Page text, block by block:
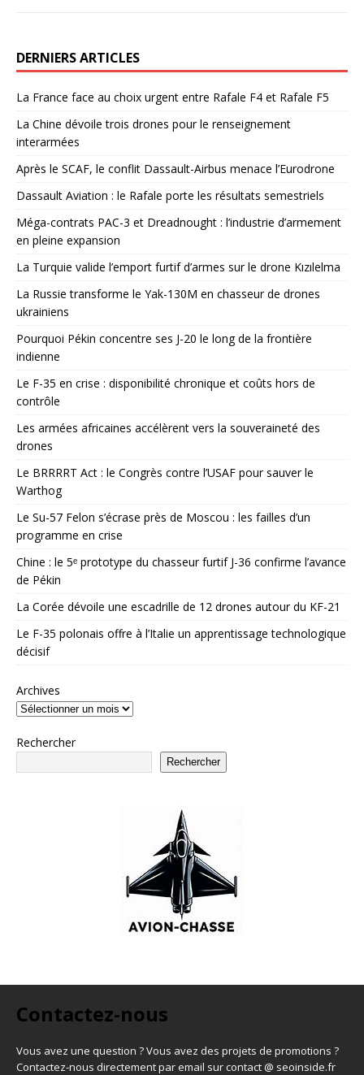
DERNIERS ARTICLES
La France face au choix urgent entre Rafale F4 et Rafale F5
La Chine dévoile trois drones pour le renseignement
interarmées
Après le SCAF, le conflit Dassault-Airbus menace l’Eurodrone
Dassault Aviation : le Rafale porte les résultats semestriels
Méga-contrats PAC-3 et Dreadnought : l’industrie d’armement
en pleine expansion
La Turquie valide l’emport furtif d’armes sur le drone Kızılelma
La Russie transforme le Yak-130M en chasseur de drones
ukrainiens
Pourquoi Pékin concentre ses J-20 le long de la frontière
indienne
Le F-35 en crise : disponibilité chronique et coûts hors de
contrôle
Les armées africaines accélèrent vers la souveraineté des
drones
Le BRRRRT Act : le Congrès contre l’USAF pour sauver le
Warthog
Le Su-57 Felon s’écrase près de Moscou : les failles d’un
programme en crise
Chine : le 5ᵉ prototype du chasseur furtif J-36 confirme l’avance
de Pékin
La Corée dévoile une escadrille de 12 drones autour du KF-21
Le F-35 polonais offre à l’Italie un apprentissage technologique
décisif
Archives
Rechercher
Rechercher
Contactez-nous
Vous avez une question ? Vous avez des projets de promotions ?
Contactez-nous directement par email sur contact @ seoinside.fr